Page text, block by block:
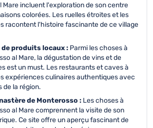
Mare incluent l'exploration de son centre
colorées. Les ruelles étroites et les
racontent l'histoire fascinante de ce village
produits locaux : Parmi les choses à
al Mare, la dégustation de vins et de
est un must. Les restaurants et caves à
expériences culinaires authentiques avec
de la région.
de Monterosso : Les choses à
al Mare comprennent la visite de son
Ce site offre un aperçu fascinant de